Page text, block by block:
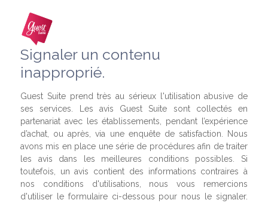
Signaler un contenu
inapproprié.
Guest Suite prend très au sérieux l'utilisation abusive de
ses services. Les avis Guest Suite sont collectés en
partenariat avec les établissements, pendant l’expérience
d’achat, ou après, via une enquête de satisfaction. Nous
avons mis en place une série de procédures afin de traiter
les avis dans les meilleures conditions possibles. Si
toutefois, un avis contient des informations contraires à
nos conditions d'utilisations, nous vous remercions
d'utiliser le formulaire ci-dessous pour nous le signaler.